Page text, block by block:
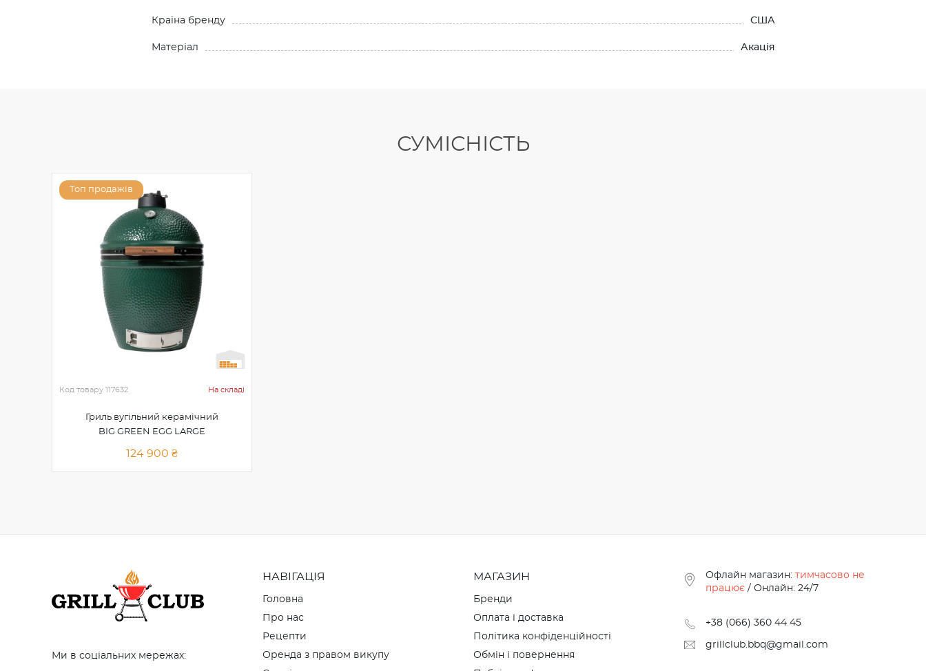
Країна бренду США
Матеріал Акація
СУМІСНІСТЬ
Топ продажів
Код товару 117632 На складі
Гриль вугільний керамічний
BIG GREEN EGG LARGE
124 900 ₴
Ми в соціальних мережах:
НАВІГАЦІЯ
Головна
Про нас
Рецепти
Оренда з правом викупу
МАГАЗИН
Бренди
Оплата і доставка
Політика конфіденційності
Обмін і повернення
Офлайн магазин: тимчасово не
працює / Онлайн: 24/7
+38 (066) 360 44 45
grillclub.bbq@gmail.com